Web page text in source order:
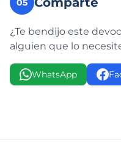
05
¿Te bendijo este
alguien que lo
WhatsApp